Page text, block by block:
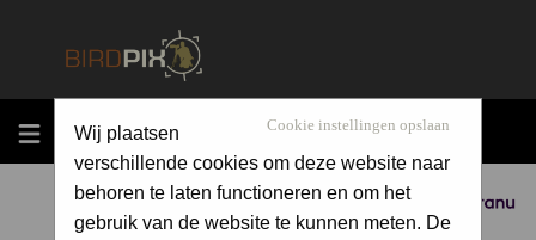
MENU
Sponsored by
Cookie instellingen opslaan
Wij plaatsen
verschillende cookies om deze website naar
behoren te laten functioneren en om het
gebruik van de website te kunnen meten. De